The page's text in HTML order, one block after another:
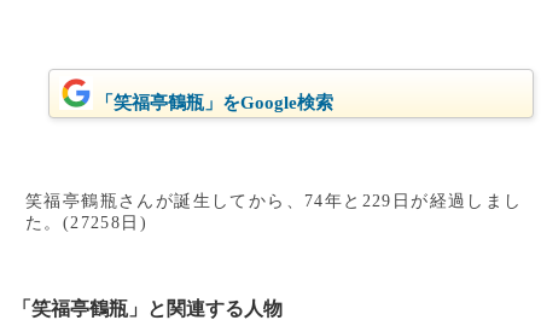
「笑福亭鶴瓶」をGoogle検索
笑福亭鶴瓶さんが誕生してから、74年と229日が経過しまし
た。(27258日)
「笑福亭鶴瓶」と関連する人物